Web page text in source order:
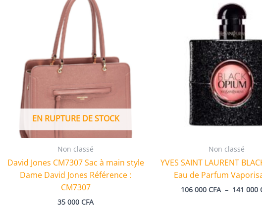
EN RUPTURE DE STOCK
Non classé
David Jones CM7307 Sac à main style
Dame David Jones Référence :
CM7307
35 000 CFA
Non classé
YVES SAINT LAURENT
Eau de Parfum
106 000 CFA – 141 000